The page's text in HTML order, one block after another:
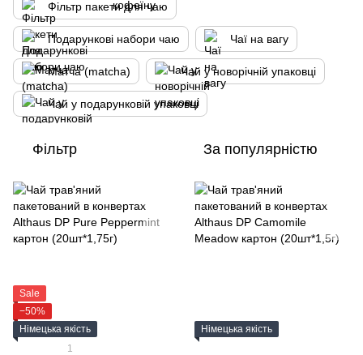
Фільтр пакети для чаю
Подарункові набори чаю Чаї на вагу
Матча (matcha) Чай у новорічній упаковці
Чай у подарунковій упаковці
Фільтр За популярністю
Sale
−50%
Німецька якість
1
Німецька якість